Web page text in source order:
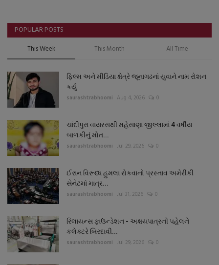
POPULAR POSTS
This Week This Month All Time
ફિલ્મ અને મીડિયા ક્ષેત્રે જૂનાગઢનાં યુવાને નામ રોશન
કર્યું
saurashtrabhoomi Aug 4, 2026 0
ચાંદીપુરા વાયરસથી મહેસાણા જીલ્લામાં 4 વર્ષીય
બાળકીનું મોત...
saurashtrabhoomi Jul 29, 2026 0
ઈરાન વિરૂધ્ધ હુમલા રોકવાનો પ્રસ્તાવ અમેરીકી
સેનેટમાં માત્ર...
saurashtrabhoomi Jul 31, 2026 0
રિલાયન્સ ફાઉન્ડેશન - અક્ષયપાત્રની પહેલને
કલેક્ટરે બિરદાવી...
saurashtrabhoomi Jul 29, 2026 0